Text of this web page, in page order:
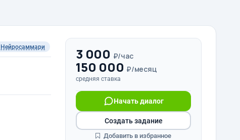
Нейросаммари 3 000 ₽/час
150 000 ₽/месяц
средняя ставка
Начать диалог
Создать задание
Добавить в избранное